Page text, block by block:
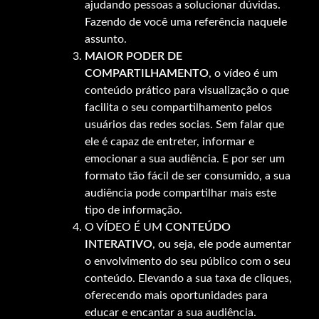
ajudando pessoas a solucionar dúvidas.
Fazendo de você uma referência naquele
assunto.
MAIOR PODER DE
COMPARTILHAMENTO, o vídeo é um
conteúdo prático para visualização o que
facilita o seu compartilhamento pelos
usuários das redes socias. Sem falar que
ele é capaz de entreter, informar e
emocionar a sua audiência. E por ser um
formato tão fácil de ser consumido, a sua
audiência pode compartilhar mais este
tipo de informação.
O VÍDEO É UM CONTEÚDO
INTERATIVO, ou seja, ele pode aumentar
o envolvimento do seu público com o seu
conteúdo. Elevando a sua taxa de cliques,
oferecendo mais oportunidades para
educar e encantar a sua audiência.